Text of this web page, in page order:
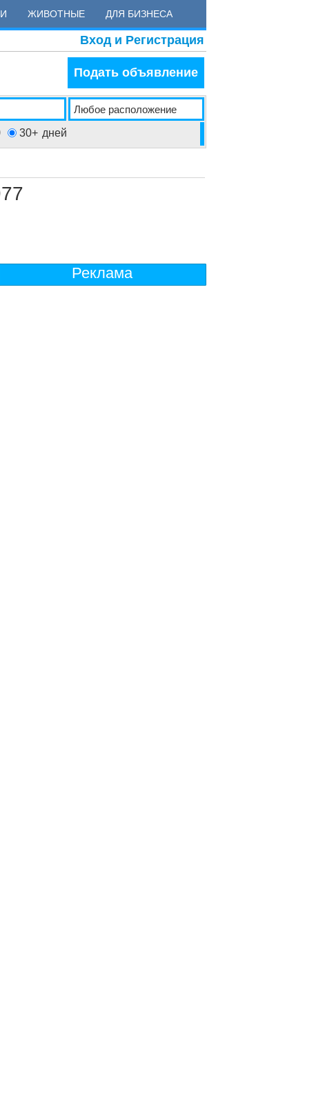
ЖИВОТНЫЕ ДЛЯ БИЗНЕСА
Вход и Регистрация
Подать объявление
30+ дней
Реклама